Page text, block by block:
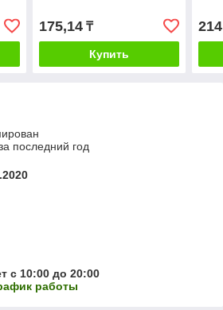
175,14₸
Купить
последний год
с 10:00 до 20:00
работы